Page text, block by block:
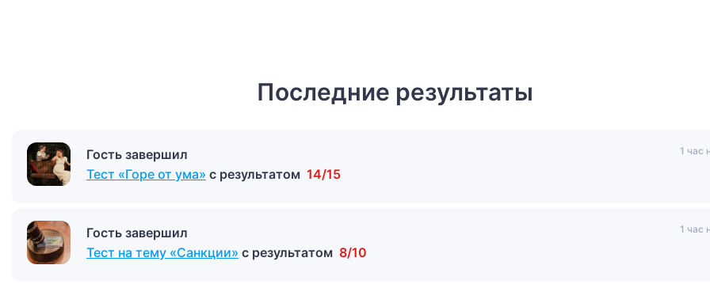
Последние результаты
Гость завершил
Тест «Горе от ума» с результатом 14/15
1 час
Гость завершил
Тест на тему «Санкции» с результатом 8/10
1 час